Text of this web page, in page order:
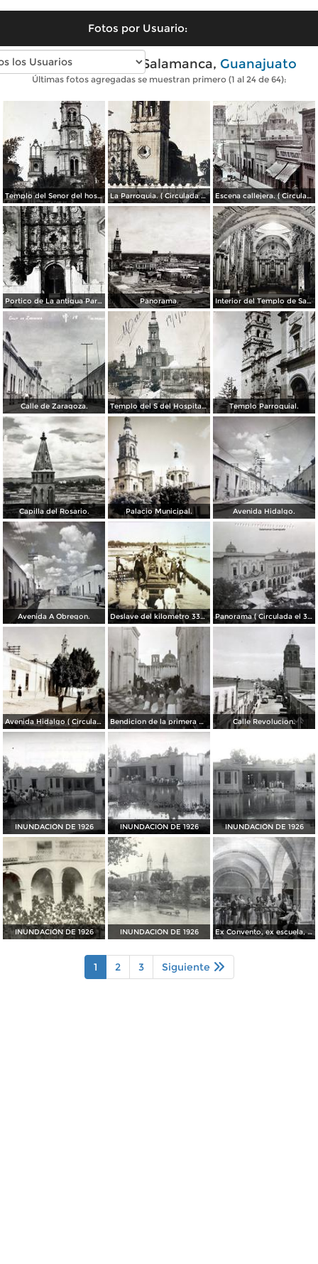
Fotos por Usuario:
Fotos antiguas de Salamanca, Guanajuato
Últimas fotos agregadas se muestran primero (1 al 24 de 64):
Templo del Senor del hospital. La Parroquia. ( Circulada el 23 de Noviembre de 1938 ). Escena callejera. ( Circulada el 19 de Diciembre de 1912 ).
Portico de La antigua Parroquia. Panorama. Interior del Templo de San Agustin.
Calle de Zaragoza. Templo del S del Hospital ( Circulada el 19 de Enero de 1913 ). Templo Parroquial.
Capilla del Rosario. Palacio Municipal. Avenida Hidalgo.
Avenida A Obregon. Deslave del kilometro 334 de la via ferrea del ferrocarril. Panorama ( Circulada el 30 de Abril de 1924 ).
Avenida Hidalgo ( Circulada el 29 de Noviembre de 1936 ). Bendicion de la primera piedra para el Hospital. Calle Revolucion.
INUNDACIÓN DE 1926 INUNDACIÓN DE 1926 INUNDACIÓN DE 1926
INUNDACIÓN DE 1926 INUNDACIÓN DE 1926 Ex Convento, ex escuela, ex cárcel, ex cuartel y más
1 2 3 Siguiente